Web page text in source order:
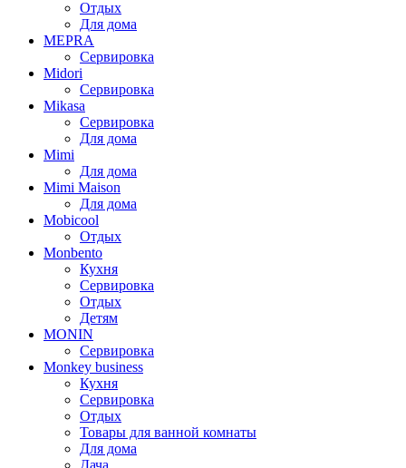
Отдых
Для дома
MEPRA
Сервировка
Midori
Сервировка
Mikasa
Сервировка
Для дома
Mimi
Для дома
Mimi Maison
Для дома
Mobicool
Отдых
Monbento
Кухня
Сервировка
Отдых
Детям
MONIN
Сервировка
Monkey business
Кухня
Сервировка
Отдых
Товары для ванной комнаты
Для дома